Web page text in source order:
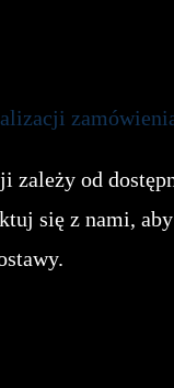
zależy od
się z nami,